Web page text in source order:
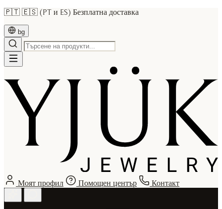
🇵🇹 🇪🇸 (PT и ES) Безплатна доставка
bg
Моят профил Помощен център Контакт